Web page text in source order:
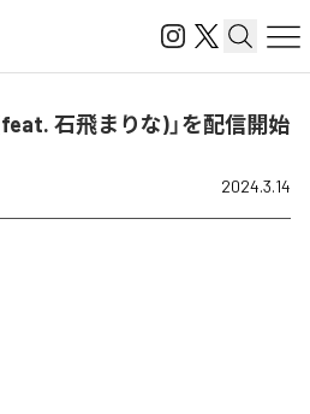
石飛まりな)」を配信開始
2024.3.14